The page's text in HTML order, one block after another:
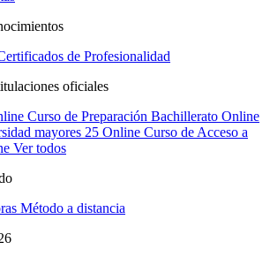
de Profesionalidad
oficiales
Curso de Preparación Bachillerato Online
mayores 25 Online Curso de Acceso a
Ver todos
Método a distancia